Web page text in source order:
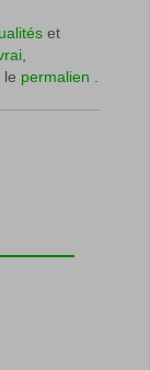
et
le permalien